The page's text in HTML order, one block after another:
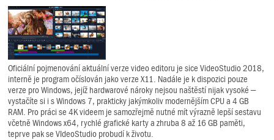
Oficiální pojmenování aktuální verze video editoru je sice VideoStudio 2018,
interně je program očíslován jako verze X11. Nadále je k dispozici pouze
verze pro Windows, jejíž hardwarové nároky nejsou naštěstí nijak vysoké –
vystačíte si i s Windows 7, prakticky jakýmkoliv modernějším CPU a 4 GB
RAM. Pro práci se 4K videem je samozřejmě nutné mít výrazně lepší sestavu
včetně Windows x64, rychlé grafické karty a zhruba 8 až 16 GB paměti,
teprve pak se VIdeoStudio probudí k životu.